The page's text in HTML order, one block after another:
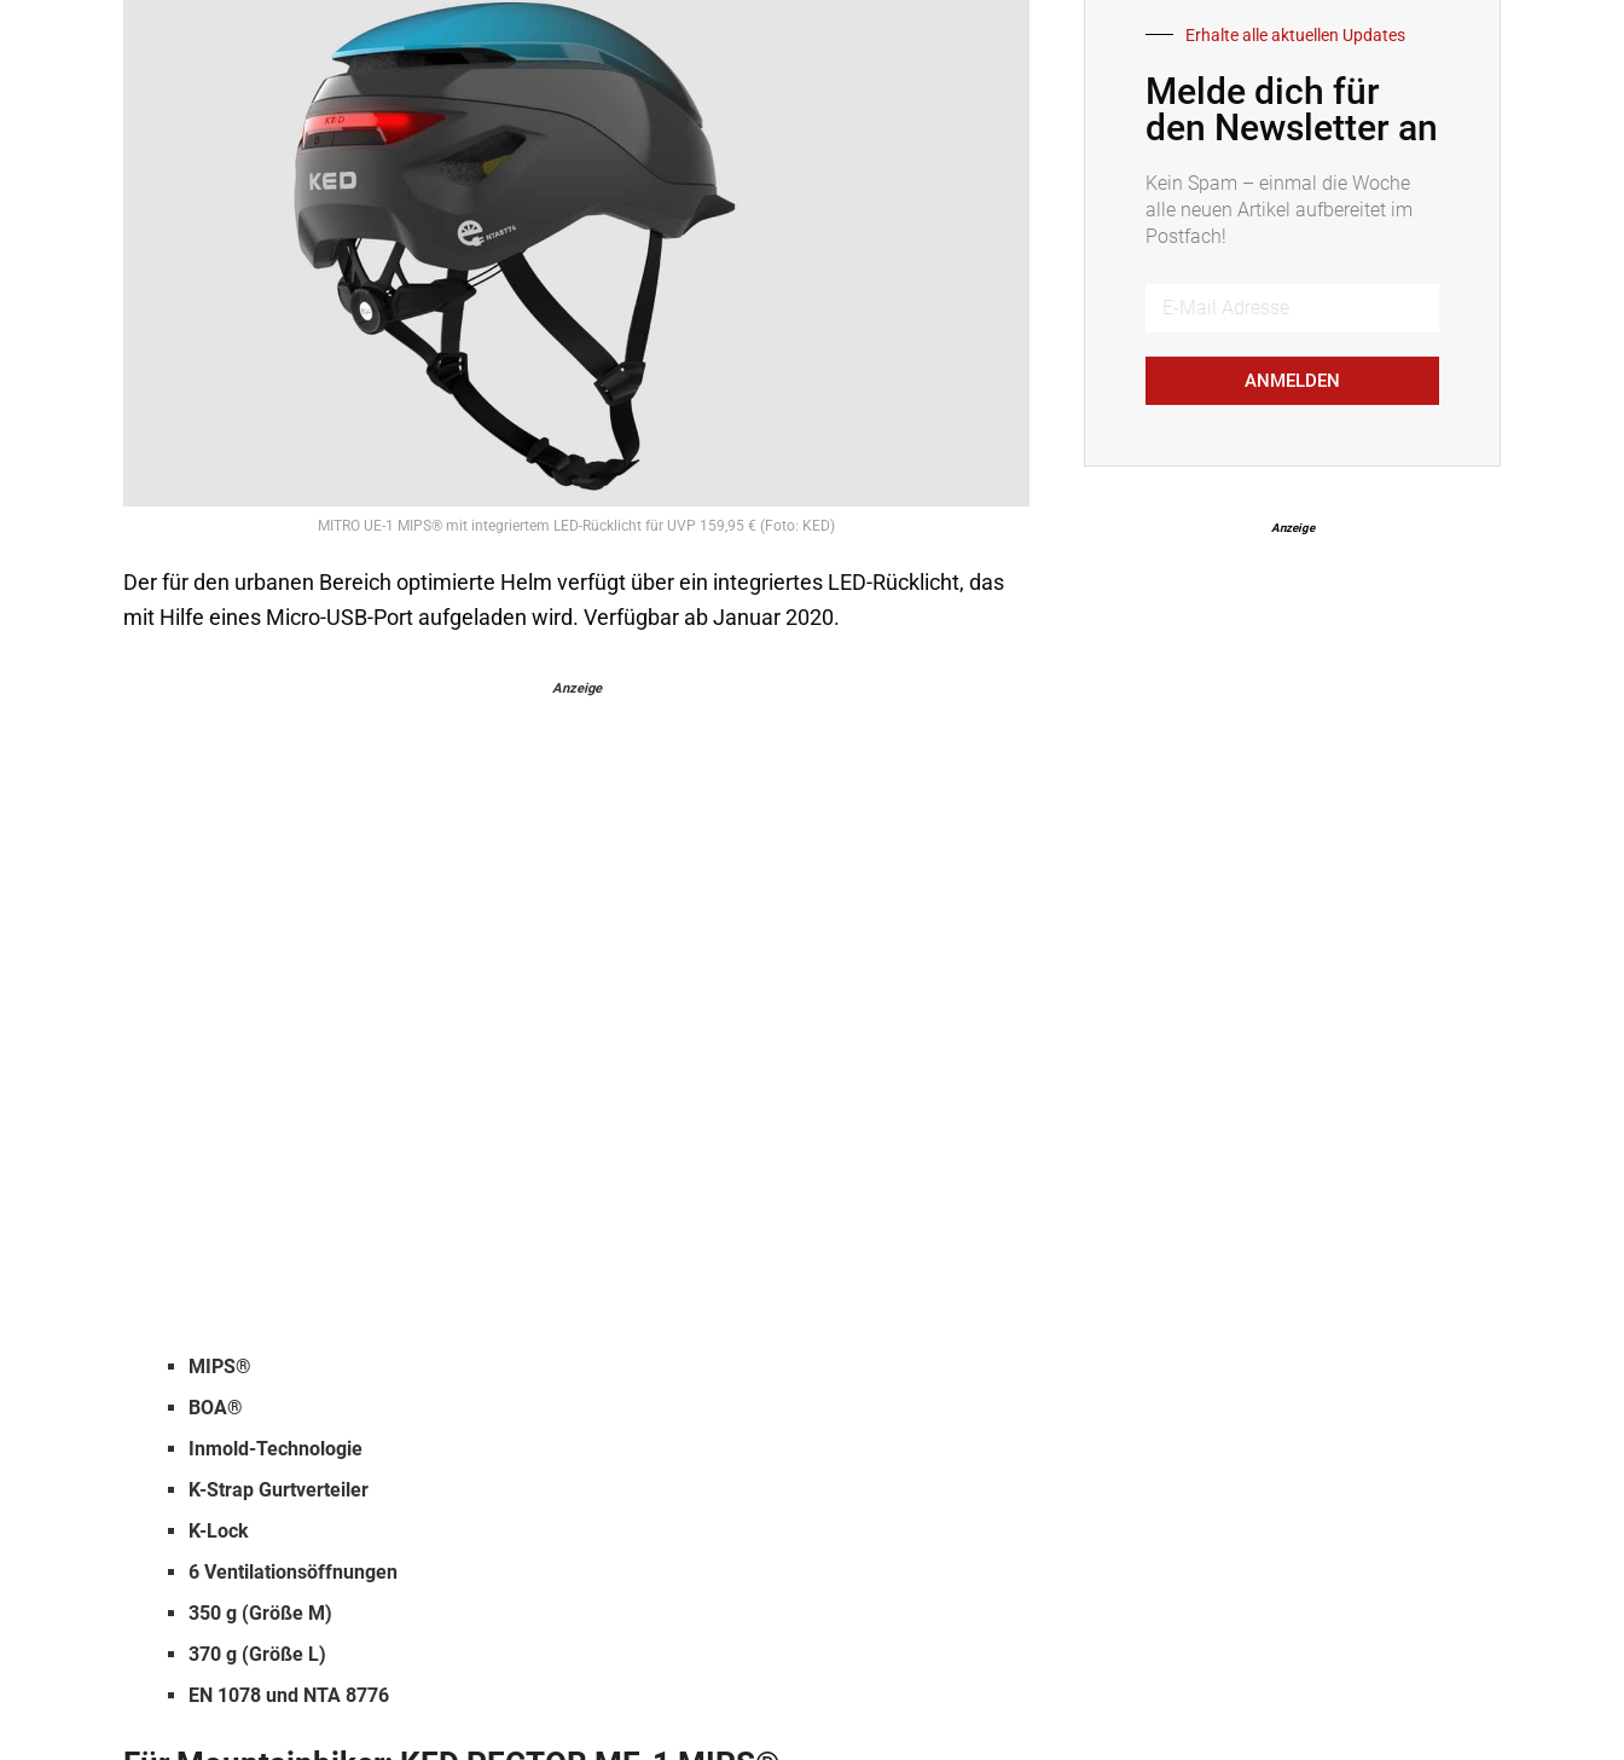
MITRO UE-1 MIPS® mit integriertem LED-Rücklicht für UVP 159,95 € (Foto: KED)
Der für den urbanen Bereich optimierte Helm verfügt über ein integriertes LED-Rücklicht, das
mit Hilfe eines Micro-USB-Port aufgeladen wird. Verfügbar ab Januar 2020.
Anzeige
MIPS®
BOA®
Inmold-Technologie
K-Strap Gurtverteiler
K-Lock
6 Ventilationsöffnungen
350 g (Größe M)
370 g (Größe L)
EN 1078 und NTA 8776
Erhalte alle aktuellen Updates
Melde dich für
den Newsletter an
Kein Spam – einmal die Woche
alle neuen Artikel aufbereitet im
Postfach!
ANMELDEN
Anzeige